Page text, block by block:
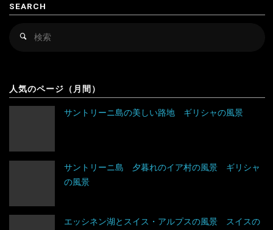
SEARCH
検
人気のページ（月間）
サントリーニ島の美しい路地 ギリシャの風景
サントリーニ島 夕暮れのイア村の風景 ギリシャ
の風景
エッシネン湖とスイス・アルプスの風景 スイスの
キルギス
シンガポール
タイ
タジキスタン
チベット
中国
セルビア
チェコ
ドイツ
バチカン市国
ハンガリー
フィンランド
アンティグア・バーブーダ
エクアドル
グアテマラ
ウガンダ